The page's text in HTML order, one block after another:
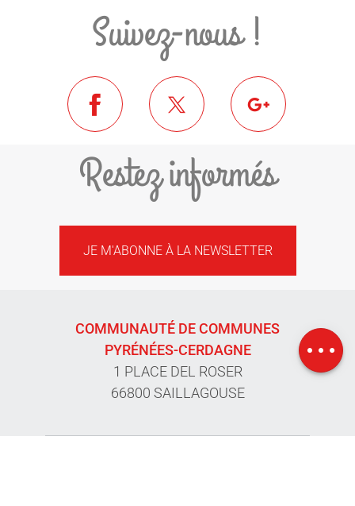
Description
Suivez-nous !
Restez informés
JE M'ABONNE À LA NEWSLETTER
COMMUNAUTÉ DE COMMUNES
PYRÉNÉES-CERDAGNE
1 PLACE DEL ROSER
66800 SAILLAGOUSE